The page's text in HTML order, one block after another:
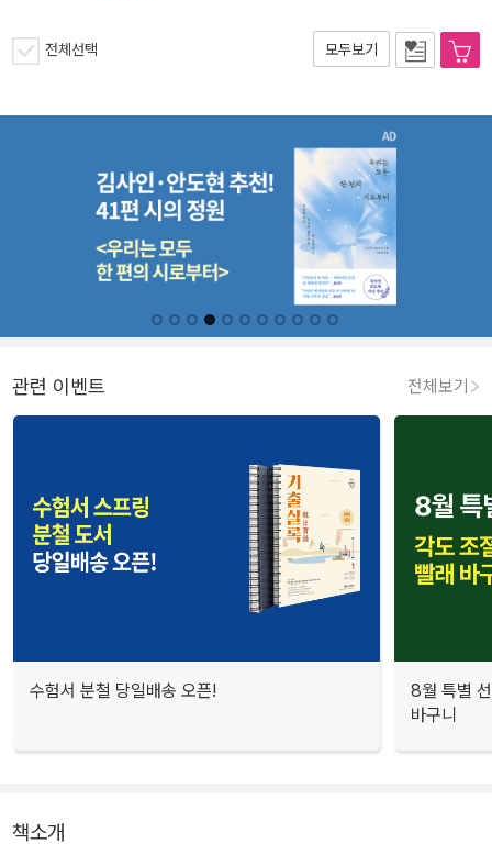
전체선택 모두보기
관련 이벤트 전체보기
수험서 분철 당일배송 오픈!
8월 특별
바구니
책소개